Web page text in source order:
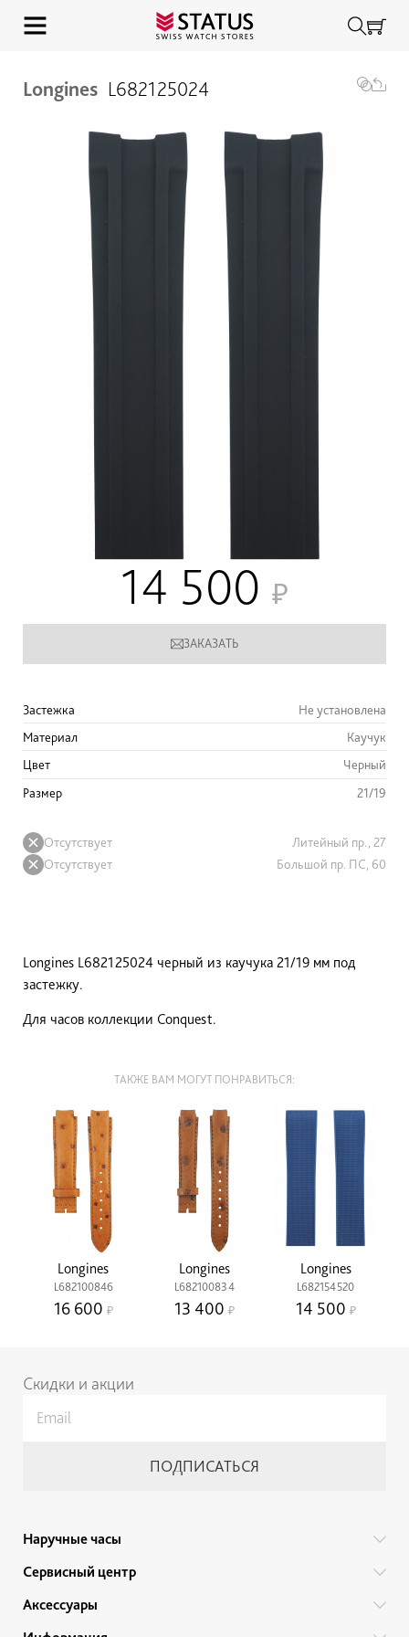
Longines L682125024
14 500
ЗАКАЗАТЬ
Застежка
Не установлена
Материал
Каучук
Цвет
Черный
Размер
21/19
Отсутствует
Литейный пр., 27
Отсутствует
Большой пр. ПС, 60
Longines L682125024 черный из каучука 21/19 мм под
застежку.
Для часов коллекции Conquest.
ТАКЖЕ ВАМ МОГУТ ПОНРАВИТЬСЯ:
Longines
L682100846
16 600
Longines
L682100834
13 400
Longines
L682154520
14 500
Скидки и акции
Наручные часы
Все бренды
Женские часы
Сервисный центр
Гарантийный ремонт
Аксессуары
Ручки